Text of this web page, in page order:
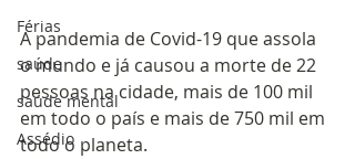
Férias
saúde
saúde mental
Assédio
A pandemia de Covid-19 que assola
o mundo e já causou a morte de 22
pessoas na cidade, mais de 100 mil
em todo o país e mais de 750 mil em
todo o planeta.